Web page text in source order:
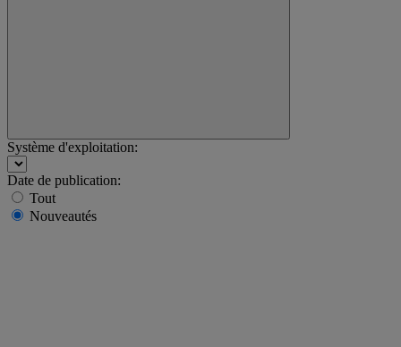
Système d'exploitation:
Date de publication:
Tout
Nouveautés